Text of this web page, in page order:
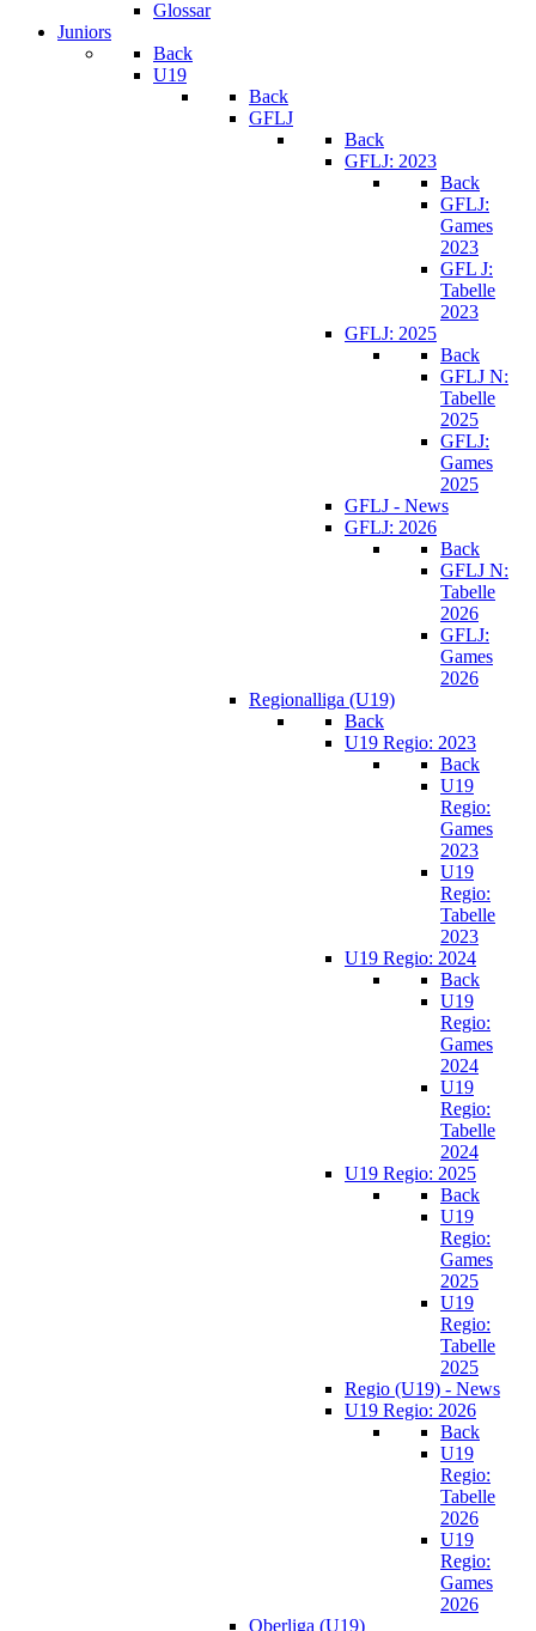
Glossar
Juniors
Back
U19
Back
GFLJ
Back
GFLJ: 2023
Back
GFLJ:
Games
2023
GFL J:
Tabelle
2023
GFLJ: 2025
Back
GFLJ N:
Tabelle
2025
GFLJ:
Games
2025
GFLJ - News
GFLJ: 2026
Back
GFLJ N:
Tabelle
2026
GFLJ:
Games
2026
Regionalliga (U19)
Back
U19 Regio: 2023
Back
U19
Regio:
Games
2023
U19
Regio:
Tabelle
2023
U19 Regio: 2024
Back
U19
Regio:
Games
2024
U19
Regio:
Tabelle
2024
U19 Regio: 2025
Back
U19
Regio:
Games
2025
U19
Regio:
Tabelle
2025
Regio (U19) - News
U19 Regio: 2026
Back
U19
Regio:
Tabelle
2026
U19
Regio:
Games
2026
Oberliga (U19)